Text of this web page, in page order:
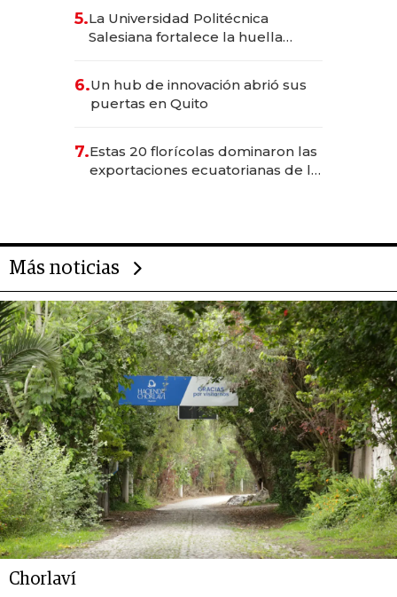
5.La Universidad Politécnica
Salesiana fortalece la huella
6.Un hub de innovación abrió sus
puertas en Quito
7.Estas 20 florícolas dominaron las
exportaciones ecuatorianas de la
Más noticias
Chorlaví